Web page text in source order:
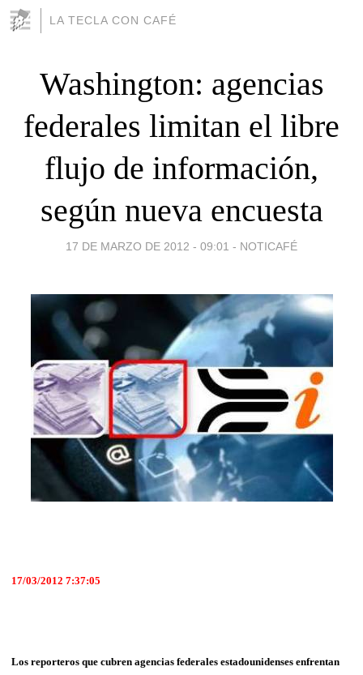
LA TECLA CON CAFÉ
Washington: agencias
federales limitan el libre
flujo de información,
según nueva encuesta
17 DE MARZO DE 2012 - 09:01 - NOTICAFÉ
17/03/2012 7:37:05
Los reporteros que cubren agencias federales estadounidenses enfrentan